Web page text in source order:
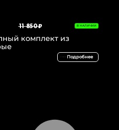
11 850 ₽ В НАЛИЧИИ
комплект из
Подробнее